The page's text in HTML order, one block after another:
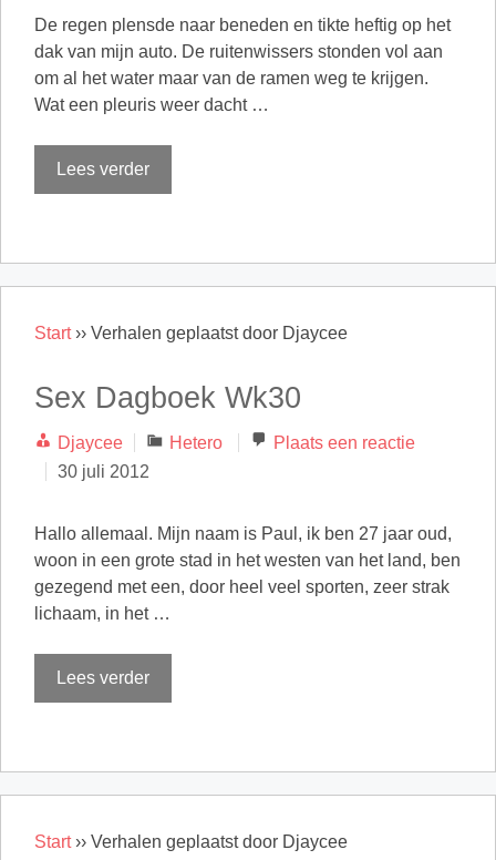
De regen plensde naar beneden en tikte heftig op het
dak van mijn auto. De ruitenwissers stonden vol aan
om al het water maar van de ramen weg te krijgen.
Wat een pleuris weer dacht …
Lees verder
Start›› Verhalen geplaatst door Djaycee
Sex Dagboek Wk30
Djaycee Categorieën
Hetero
Plaats een reactie
30 juli 2012
Hallo allemaal. Mijn naam is Paul, ik ben 27 jaar oud,
woon in een grote stad in het westen van het land, ben
gezegend met een, door heel veel sporten, zeer strak
lichaam, in het …
Lees verder
Start›› Verhalen geplaatst door Djaycee